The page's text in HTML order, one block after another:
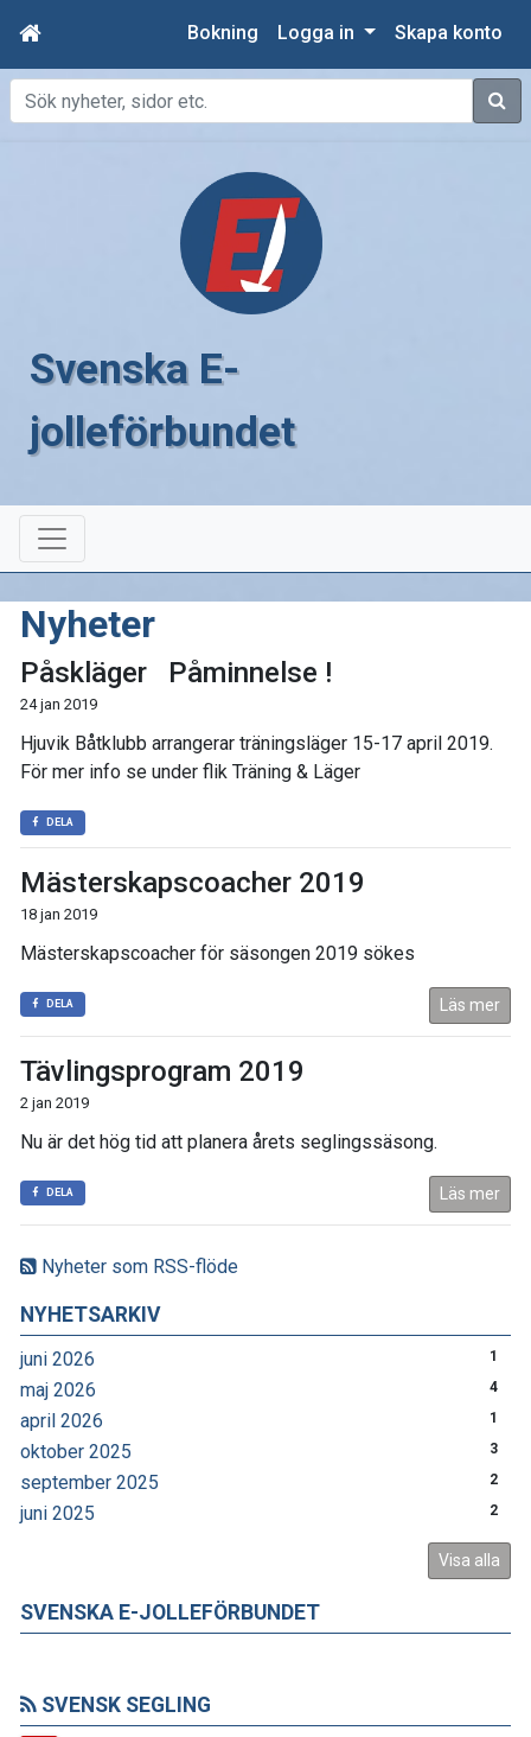
Bokning Logga in Skapa konto
Sök
Svenska E-
jolleförbundet
Nyheter som RSS-flöde
NYHETSARKIV
juni 2026 1
maj 2026 4
april 2026 1
oktober 2025 3
september 2025 2
juni 2025 2
Visa alla
Nyheter
Påskläger Påminnelse !
24 jan 2019
Hjuvik Båtklubb arrangerar träningsläger 15-17 april 2019.
För mer info se under flik Träning & Läger
DELA
Mästerskapscoacher 2019
18 jan 2019
Mästerskapscoacher för säsongen 2019 sökes
DELA Läs mer
Tävlingsprogram 2019
2 jan 2019
Nu är det hög tid att planera årets seglingssäsong.
DELA Läs mer
SVENSKA E-JOLLEFÖRBUNDET
SVENSK SEGLING